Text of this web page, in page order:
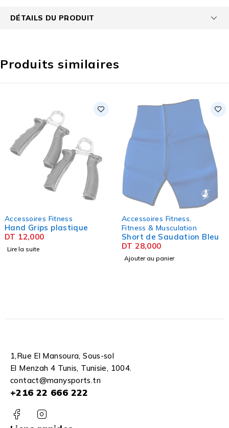
DÉTAILS DU PRODUIT
Produits similaires
Accessoires Fitness,
Fitness & Musculation
Short de Saudation Bleu
Accessoires
Rouleau
DT55,000
1,Rue El Mansoura, Sous-sol
El Menzah 4 Tunis, Tunisie, 1004.
contact@manysports.tn
+216 22 666 222